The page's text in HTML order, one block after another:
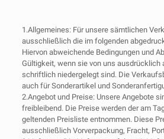
1.Allgemeines: Für unsere sämtlichen
ausschließlich die im folgenden
Hiervon abweichende Bedingungen und
Gültigkeit, wenn sie von uns ausdrücklich
schriftlich niedergelegt sind. Die
auch für Sonderartikel und
2.Angebot und Preise: Unsere Angebote
freibleibend. Die Preise werden der am
geltenden Preisliste entnommen. Diese
ausschließlich Vorverpackung, Fracht,